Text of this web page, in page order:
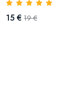
15 € 19 €